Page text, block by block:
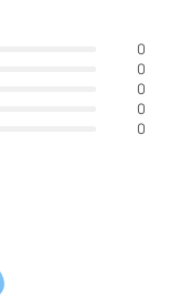
0
0
0
0
0